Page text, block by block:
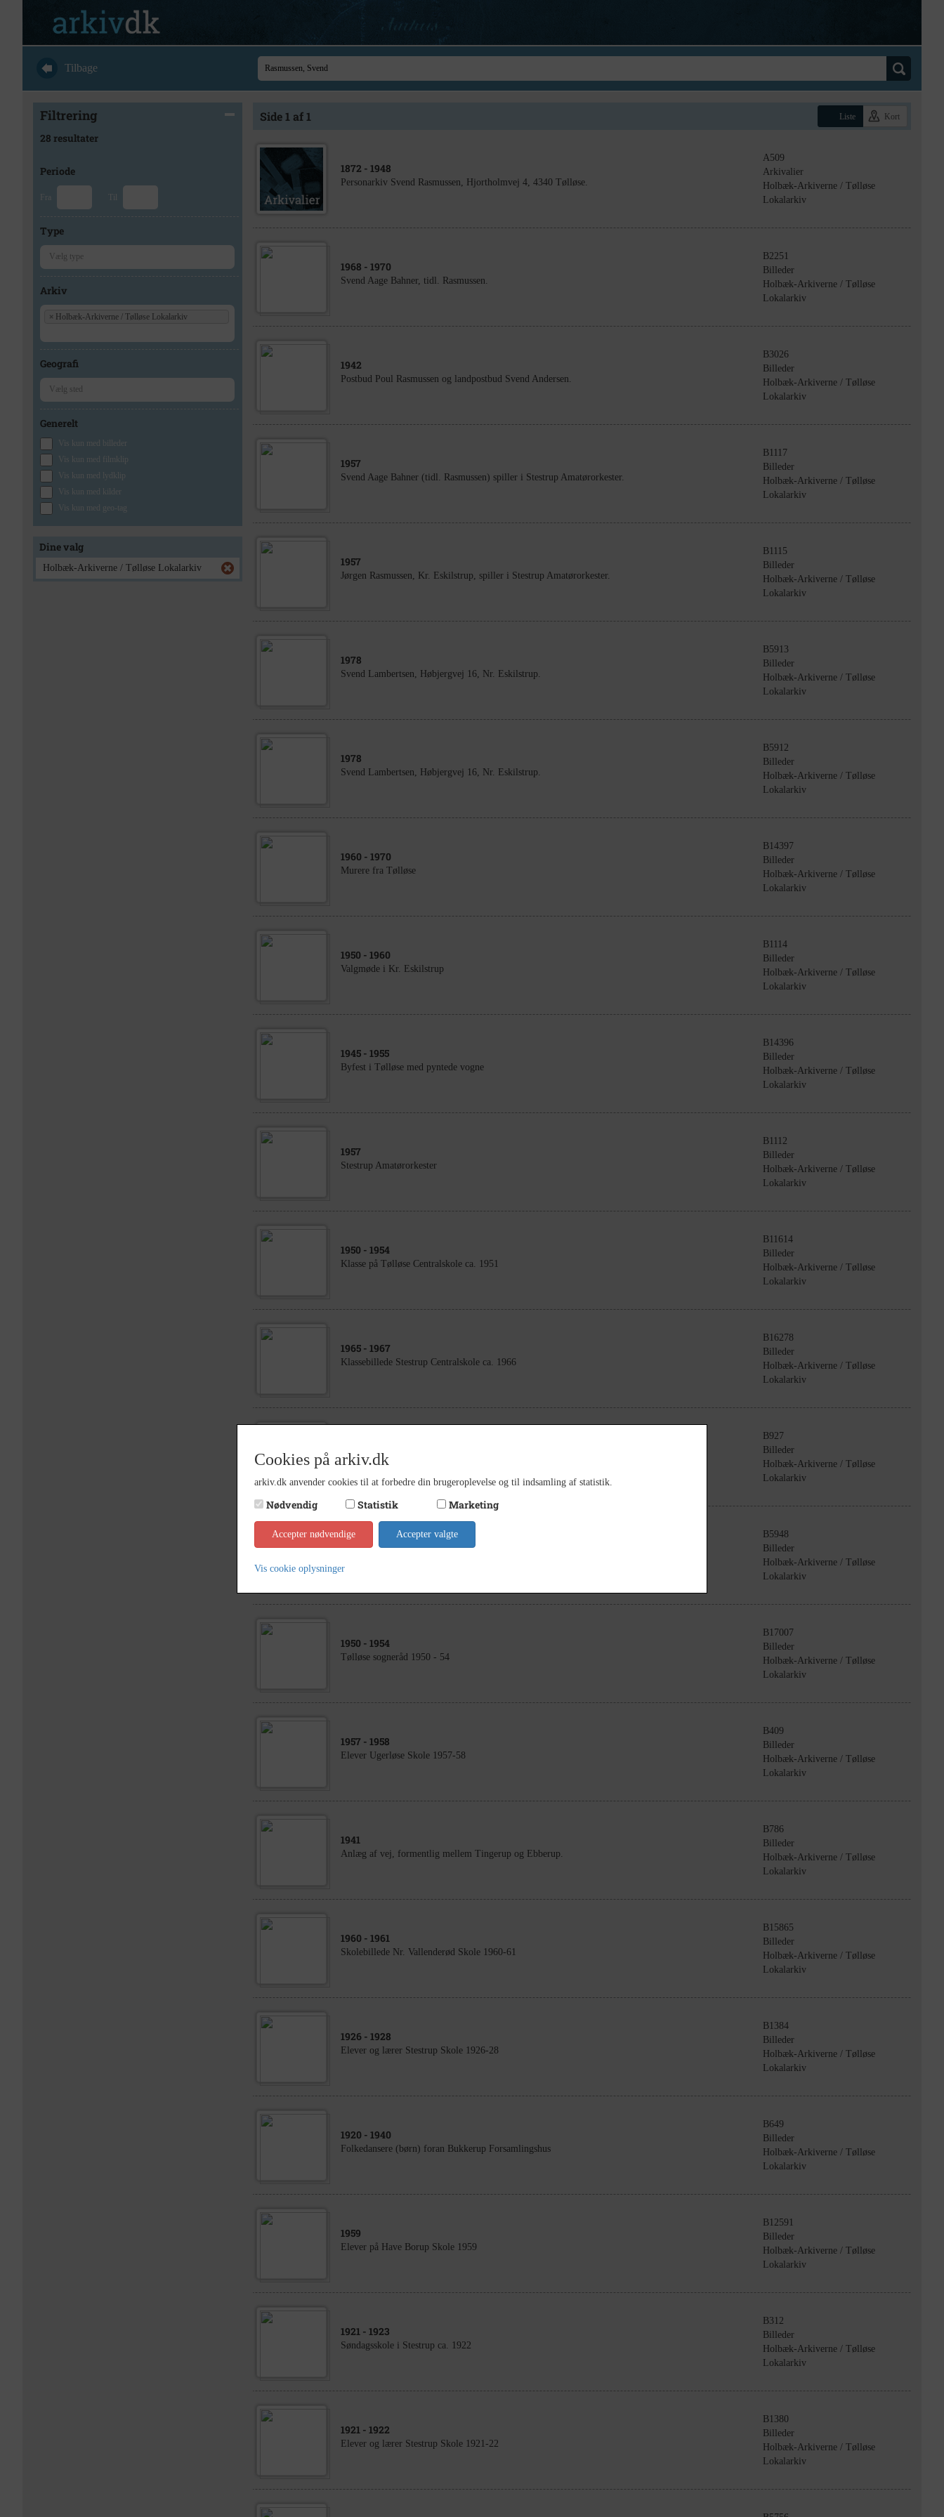
Tilbage
Filtrering
28 resultater
Periode
Fra Til
Type
Arkiv
× Holbæk-Arkiverne / Tølløse Lokalarkiv
Geografi
Generelt
Vis kun med billeder
Vis kun med filmklip
Vis kun med lydklip
Vis kun med kilder
Vis kun med geo-tag
Dine valg
Holbæk-Arkiverne / Tølløse Lokalarkiv
Side 1 af 1 Liste Kort
1872 - 1948
Personarkiv Svend Rasmussen, Hjortholmvej 4, 4340 Tølløse.
A509
Arkivalier
Holbæk-Arkiverne / Tølløse
Lokalarkiv
1968 - 1970
Svend Aage Bahner, tidl. Rasmussen.
B2251
Billeder
Holbæk-Arkiverne / Tølløse
Lokalarkiv
1942
Postbud Poul Rasmussen og landpostbud Svend Andersen.
B3026
Billeder
Holbæk-Arkiverne / Tølløse
Lokalarkiv
1957
Svend Aage Bahner (tidl. Rasmussen) spiller i Stestrup Amatørorkester.
B1117
Billeder
Holbæk-Arkiverne / Tølløse
Lokalarkiv
1957
Jørgen Rasmussen, Kr. Eskilstrup, spiller i Stestrup Amatørorkester.
B1115
Billeder
Holbæk-Arkiverne / Tølløse
Lokalarkiv
1978
Svend Lambertsen, Høbjergvej 16, Nr. Eskilstrup.
B5913
Billeder
Holbæk-Arkiverne / Tølløse
Lokalarkiv
1978
Svend Lambertsen, Høbjergvej 16, Nr. Eskilstrup.
B5912
Billeder
Holbæk-Arkiverne / Tølløse
Lokalarkiv
1960 - 1970
Murere fra Tølløse
B14397
Billeder
Holbæk-Arkiverne / Tølløse
Lokalarkiv
1950 - 1960
Valgmøde i Kr. Eskilstrup
B1114
Billeder
Holbæk-Arkiverne / Tølløse
Lokalarkiv
1945 - 1955
Byfest i Tølløse med pyntede vogne
B14396
Billeder
Holbæk-Arkiverne / Tølløse
Lokalarkiv
1957
Stestrup Amatørorkester
B1112
Billeder
Holbæk-Arkiverne / Tølløse
Lokalarkiv
1950 - 1954
Klasse på Tølløse Centralskole ca. 1951
B11614
Billeder
Holbæk-Arkiverne / Tølløse
Lokalarkiv
1965 - 1967
Klassebillede Stestrup Centralskole ca. 1966
B16278
Billeder
Holbæk-Arkiverne / Tølløse
Lokalarkiv
Der laves æresport til Emma og Aksel Jeppesens diamantbryllup d. 17.05.1977
B927
Billeder
Holbæk-Arkiverne / Tølløse
Lokalarkiv
1901- 1940
B5948
Billeder
Holbæk-Arkiverne / Tølløse
Lokalarkiv
1950 - 1954
Tølløse sogneråd 1950 - 54
B17007
Billeder
Holbæk-Arkiverne / Tølløse
Lokalarkiv
1957 - 1958
Elever Ugerløse Skole 1957-58
B409
Billeder
Holbæk-Arkiverne / Tølløse
Lokalarkiv
1941
Anlæg af vej, formentlig mellem Tingerup og Ebberup.
B786
Billeder
Holbæk-Arkiverne / Tølløse
Lokalarkiv
1960 - 1961
Skolebillede Nr. Vallenderød Skole 1960-61
B15865
Billeder
Holbæk-Arkiverne / Tølløse
Lokalarkiv
1926 - 1928
Elever og lærer Stestrup Skole 1926-28
B1384
Billeder
Holbæk-Arkiverne / Tølløse
Lokalarkiv
1920 - 1940
Folkedansere (børn) foran Bukkerup Forsamlingshus
B649
Billeder
Holbæk-Arkiverne / Tølløse
Lokalarkiv
1959
Elever på Have Borup Skole 1959
B12591
Billeder
Holbæk-Arkiverne / Tølløse
Lokalarkiv
1921 - 1923
Søndagsskole i Stestrup ca. 1922
B312
Billeder
Holbæk-Arkiverne / Tølløse
Lokalarkiv
1921 - 1922
Elever og lærer Stestrup Skole 1921-22
B1380
Billeder
Holbæk-Arkiverne / Tølløse
Lokalarkiv
Cookies på arkiv.dk
arkiv.dk anvender cookies til at forbedre din brugeroplevelse og til indsamling af statistik.
Nødvendig Statistik Marketing
Accepter nødvendige Accepter valgte
Vis cookie oplysninger